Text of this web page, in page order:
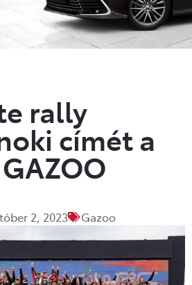
rally
címét a
2, 2023 Gazoo